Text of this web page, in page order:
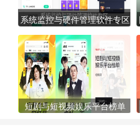
系统监控与硬件管理软件专区
短剧与短视频娱乐平台榜单